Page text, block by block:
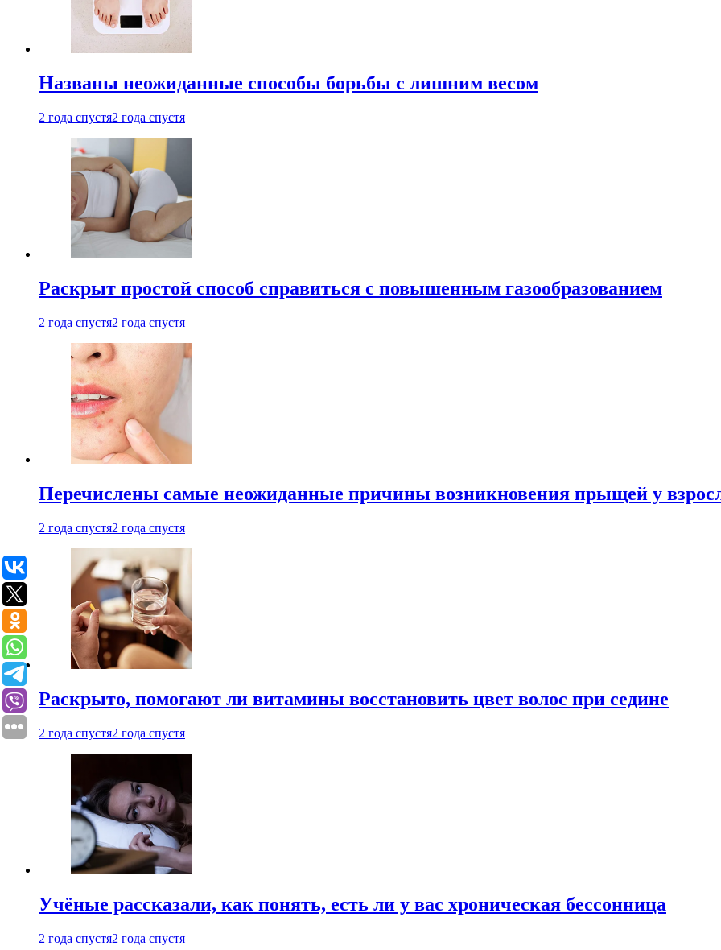
Названы неожиданные способы борьбы с лишним весом
2 года спустя2 года спустя
Раскрыт простой способ справиться с повышенным газообразованием
2 года спустя2 года спустя
Перечислены самые неожиданные причины возникновения прыщей у
2 года спустя2 года спустя
Раскрыто, помогают ли витамины восстановить цвет волос при седине
2 года спустя2 года спустя
Учёные рассказали, как понять, есть ли у вас хроническая бессонница
2 года спустя2 года спустя